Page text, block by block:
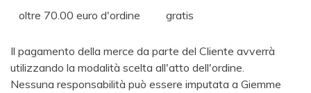
oltre 70.00 euro d'ordine gratis
Il pagamento della merce da parte del Cliente avverrà
utilizzando la modalità scelta all'atto dell'ordine.
Nessuna responsabilità può essere imputata a Giemme